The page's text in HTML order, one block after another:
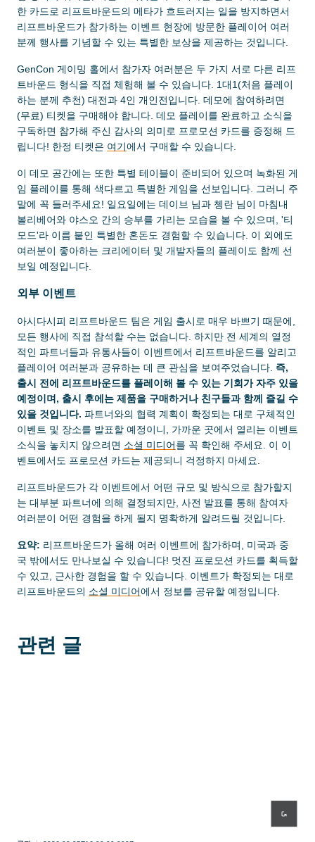
한 카드로 리프트바운드의 메타가 흐트러지는 일을 방지하면서
리프트바운드가 참가하는 이벤트 현장에 방문한 플레이어 여러
분께 행사를 기념할 수 있는 특별한 보상을 제공하는 것입니다.
GenCon 게이밍 홀에서 참가자 여러분은 두 가지 서로 다른 리프
트바운드 형식을 직접 체험해 볼 수 있습니다. 1대1(처음 플레이
하는 분께 추천) 대전과 4인 개인전입니다. 데모에 참여하려면
(무료) 티켓을 구매해야 합니다. 데모 플레이를 완료하고 소식을
구독하면 참가해 주신 감사의 의미로 프로모션 카드를 증정해 드
립니다! 한정 티켓은 여기에서 구매할 수 있습니다.
이 데모 공간에는 또한 특별 테이블이 준비되어 있으며 녹화된 게
임 플레이를 통해 색다르고 특별한 게임을 선보입니다. 그러니 주
말에 꼭 들러주세요! 일요일에는 데이브 님과 쳉란 님이 마침내
볼리베어와 야스오 간의 승부를 가리는 모습을 볼 수 있으며, '티
모드'라 이름 붙인 특별한 혼돈도 경험할 수 있습니다. 이 외에도
여러분이 좋아하는 크리에이터 및 개발자들의 플레이도 함께 선
보일 예정입니다.
외부 이벤트
아시다시피 리프트바운드 팀은 게임 출시로 매우 바쁘기 때문에,
모든 행사에 직접 참석할 수는 없습니다. 하지만 전 세계의 열정
적인 파트너들과 유통사들이 이벤트에서 리프트바운드를 알리고
플레이어 여러분과 공유하는 데 큰 관심을 보여주었습니다. 즉,
출시 전에 리프트바운드를 플레이해 볼 수 있는 기회가 자주 있을
예정이며, 출시 후에는 제품을 구매하거나 친구들과 함께 즐길 수
있을 것입니다. 파트너와의 협력 계획이 확정되는 대로 구체적인
이벤트 및 장소를 발표할 예정이니, 가까운 곳에서 열리는 이벤트
소식을 놓치지 않으려면 소셜 미디어를 꼭 확인해 주세요. 이 이
벤트에서도 프로모션 카드는 제공되니 걱정하지 마세요.
리프트바운드가 각 이벤트에서 어떤 규모 및 방식으로 참가할지
는 대부분 파트너에 의해 결정되지만, 사전 발표를 통해 참여자
여러분이 어떤 경험을 하게 될지 명확하게 알려드릴 것입니다.
요약: 리프트바운드가 올해 여러 이벤트에 참가하며, 미국과 중
국 밖에서도 만나보실 수 있습니다! 멋진 프로모션 카드를 획득할
수 있고, 근사한 경험을 할 수 있습니다. 이벤트가 확정되는 대로
리프트바운드의 소셜 미디어에서 정보를 공유할 예정입니다.
관련 글